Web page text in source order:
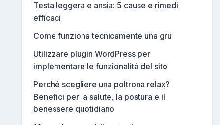
Testa leggera e ansia: 5 cause e rimedi
efficaci
Come funziona tecnicamente una gru
Utilizzare plugin WordPress per
implementare le funzionalità del sito
Perché scegliere una poltrona relax?
Benefici per la salute, la postura e il
benessere quotidiano